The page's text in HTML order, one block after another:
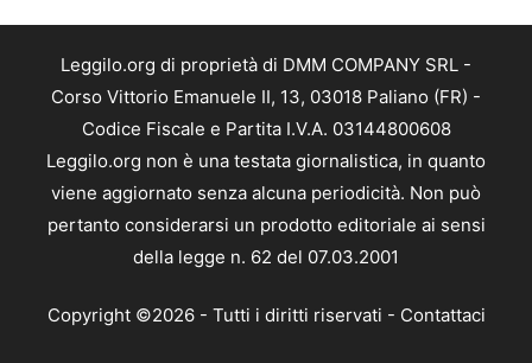
Leggilo.org di proprietà di DMM COMPANY SRL -
Corso Vittorio Emanuele II, 13, 03018 Paliano (FR) -
Codice Fiscale e Partita I.V.A. 03144800608
Leggilo.org non è una testata giornalistica, in quanto
viene aggiornato senza alcuna periodicità. Non può
pertanto considerarsi un prodotto editoriale ai sensi
della legge n. 62 del 07.03.2001
Copyright ©2026 - Tutti i diritti riservati - Contattaci